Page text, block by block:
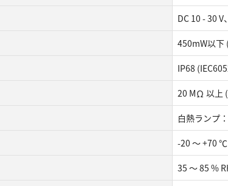
DC 10 - 30
450mW以下
IP68
20 MΩ 以上
白熱ランプ
-20 ～ +70
35 ～ 85 %